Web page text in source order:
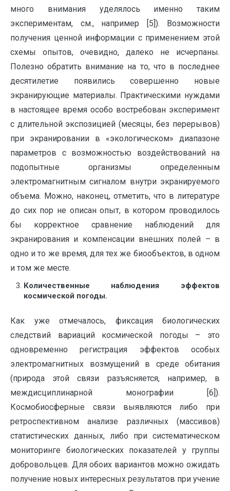
много внимания уделялось именно таким
экспериментам, см., например [5]). Возможности
получения ценной информации с применением этой
схемы опытов, очевидно, далеко не исчерпаны.
Полезно обратить внимание на то, что в последнее
десятилетие появились совершенно новые
экранирующие материалы. Практическими нуждами
в настоящее время особо востребован эксперимент
с длительной экспозицией (месяцы, без перерывов)
при экранировании в «экологическом» диапазоне
параметров с возможностью воздействований на
подопытные организмы определенным
электромагнитным сигналом внутри экранируемого
объема. Можно, наконец, отметить, что в литературе
до сих пор не описан опыт, в котором проводилось
бы корректное сравнение наблюдений для
экранирования и компенсации внешних полей – в
одно и то же время, для тех же биообъектов, в одном
и том же месте.
Количественные наблюдения эффектов
космической погоды.
Как уже отмечалось, фиксация биологических
следствий вариаций космической погоды – это
одновременно регистрация эффектов особых
электромагнитных возмущений в среде обитания
(природа этой связи разъясняется, например, в
междисциплинарной монографии [6]).
Космобиосферные связи выявляются либо при
ретроспективном анализе различных (массивов)
статистических данных, либо при систематическом
мониторинге биологических показателей у группы
добровольцев. Для обоих вариантов можно ожидать
получение новых интересных результатов при учение